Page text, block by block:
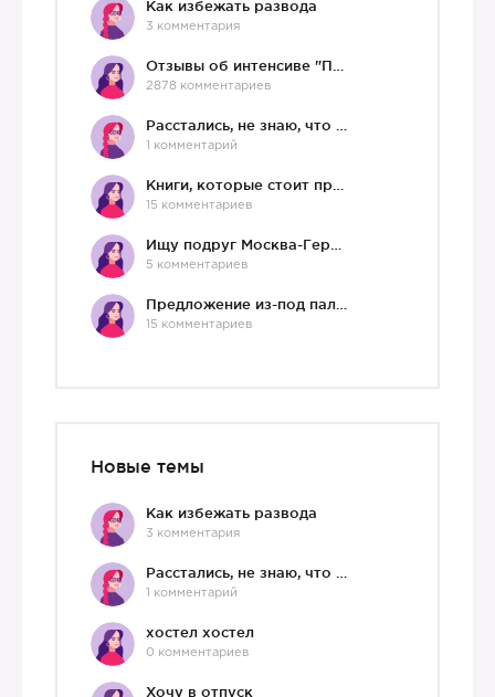
Как избежать развода
3 комментария
2878 комментариев
1 комментарий
15 комментариев
5 комментариев
15 комментариев
Новые темы
Как избежать развода
3 комментария
1 комментарий
хостел хостел
0 комментариев
Хочу в отпуск